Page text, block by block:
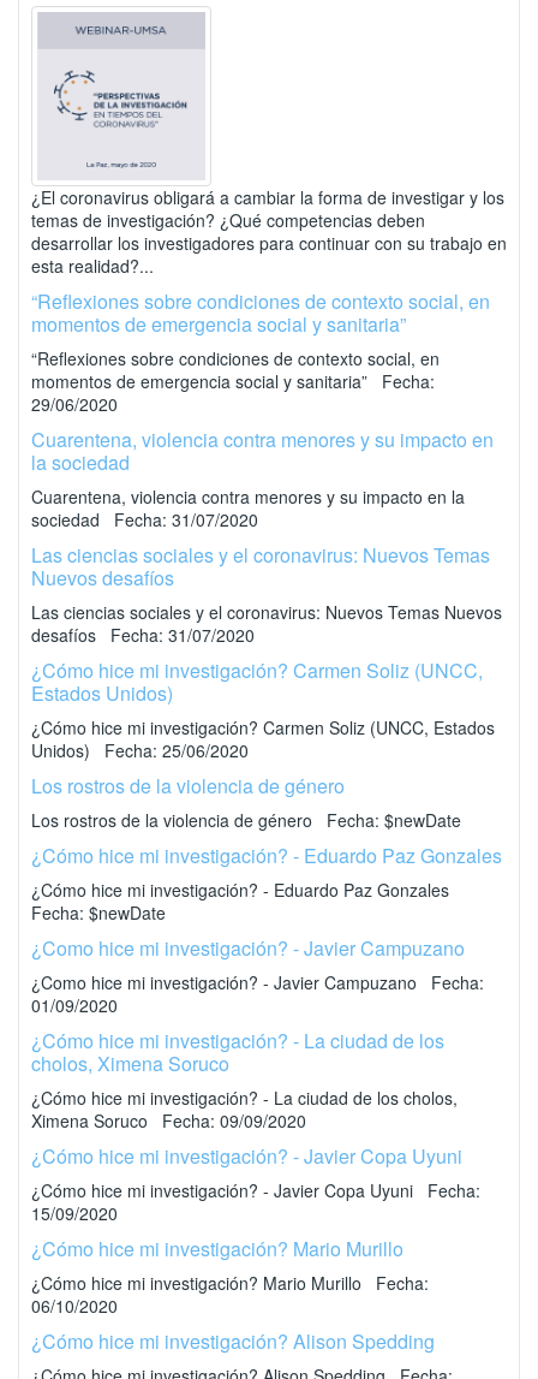
¿El coronavirus obligará a cambiar la forma de investigar y los
temas de investigación? ¿Qué competencias deben
desarrollar los investigadores para continuar con su trabajo en
esta realidad?...
“Reflexiones sobre condiciones de contexto social, en
momentos de emergencia social y sanitaria”
“Reflexiones sobre condiciones de contexto social, en
momentos de emergencia social y sanitaria” Fecha:
29/06/2020
Cuarentena, violencia contra menores y su impacto en
la sociedad
Cuarentena, violencia contra menores y su impacto en la
sociedad Fecha: 31/07/2020
Las ciencias sociales y el coronavirus: Nuevos Temas
Nuevos desafíos
Las ciencias sociales y el coronavirus: Nuevos Temas Nuevos
desafíos Fecha: 31/07/2020
¿Cómo hice mi investigación? Carmen Soliz (UNCC,
Estados Unidos)
¿Cómo hice mi investigación? Carmen Soliz (UNCC, Estados
Unidos) Fecha: 25/06/2020
Los rostros de la violencia de género
Los rostros de la violencia de género Fecha: $newDate
¿Cómo hice mi investigación? - Eduardo Paz Gonzales
¿Cómo hice mi investigación? - Eduardo Paz Gonzales
Fecha: $newDate
¿Como hice mi investigación? - Javier Campuzano
¿Como hice mi investigación? - Javier Campuzano Fecha:
01/09/2020
¿Cómo hice mi investigación? - La ciudad de los
cholos, Ximena Soruco
¿Cómo hice mi investigación? - La ciudad de los cholos,
Ximena Soruco Fecha: 09/09/2020
¿Cómo hice mi investigación? - Javier Copa Uyuni
¿Cómo hice mi investigación? - Javier Copa Uyuni Fecha:
15/09/2020
¿Cómo hice mi investigación? Mario Murillo
¿Cómo hice mi investigación? Mario Murillo Fecha:
06/10/2020
¿Cómo hice mi investigación? Alison Spedding